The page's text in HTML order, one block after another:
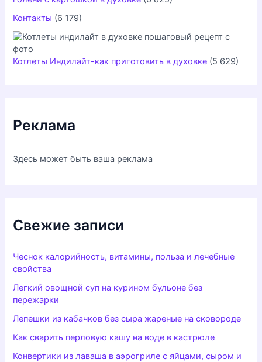
Контакты (6 179)
Котлеты Индилайт-как приготовить в духовке (5 629)
Реклама
Здесь может быть ваша реклама
Свежие записи
Чеснок калорийность, витамины, польза и лечебные
свойства
Легкий овощной суп на курином бульоне без
пережарки
Лепешки из кабачков без сыра жареные на сковороде
Как сварить перловую кашу на воде в кастрюле
Конвертики из лаваша в аэрогриле с яйцами, сыром и